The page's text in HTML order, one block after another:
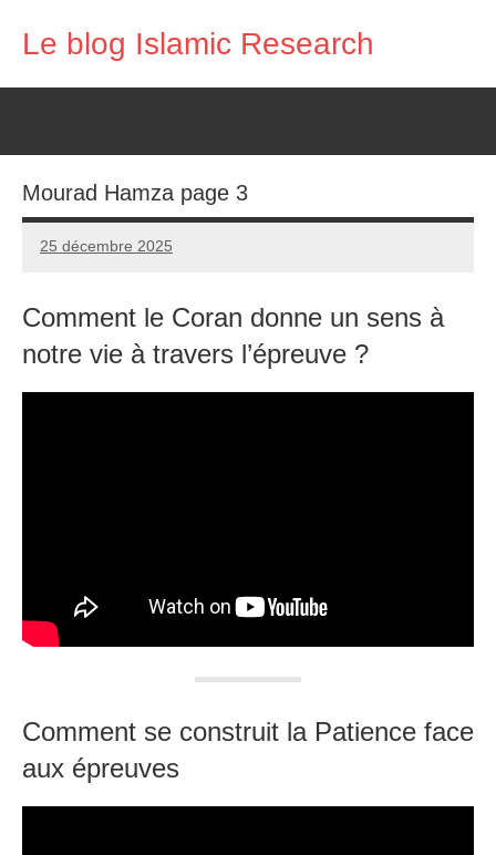
Le blog Islamic Research
Mourad Hamza page 3
25 décembre 2025
prieres
Comment le Coran donne un sens à
notre vie à travers l’épreuve ?
Comment se construit la Patience face
aux épreuves